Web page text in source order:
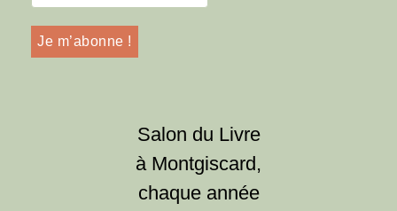
Salon du Livre
à Montgiscard,
chaque année